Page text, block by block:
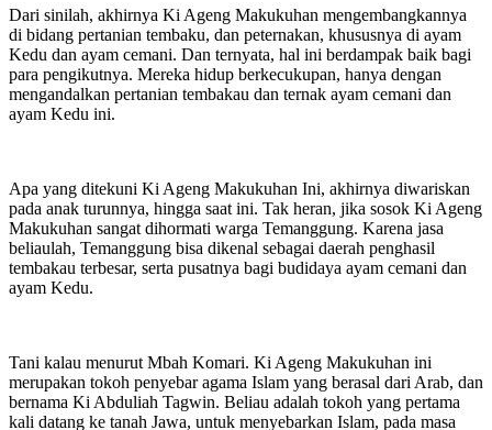
Dari sinilah, akhirnya Ki Ageng Makukuhan mengembangkannya
di bidang pertanian tembaku, dan peternakan, khususnya di ayam
Kedu dan ayam cemani. Dan ternyata, hal ini berdampak baik bagi
para pengikutnya. Mereka hidup berkecukupan, hanya dengan
mengandalkan pertanian tembakau dan ternak ayam cemani dan
ayam Kedu ini.
Apa yang ditekuni Ki Ageng Makukuhan Ini, akhirnya diwariskan
pada anak turunnya, hingga saat ini. Tak heran, jika sosok Ki Ageng
Makukuhan sangat dihormati warga Temanggung. Karena jasa
beliaulah, Temanggung bisa dikenal sebagai daerah penghasil
tembakau terbesar, serta pusatnya bagi budidaya ayam cemani dan
ayam Kedu.
Tani kalau menurut Mbah Komari. Ki Ageng Makukuhan ini
merupakan tokoh penyebar agama Islam yang berasal dari Arab, dan
bernama Ki Abduliah Tagwin. Beliau adalah tokoh yang pertama
kali datang ke tanah Jawa, untuk menyebarkan Islam, pada masa